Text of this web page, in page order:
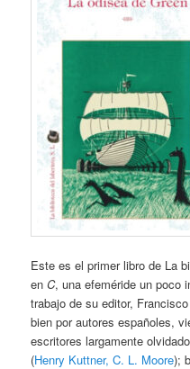
Este es el primer libro de La
enC, una efeméride un poco
trabajo de su editor,
bien por autores españoles,
escritores largamente
(Henry Kuttner, C. L. Moore);